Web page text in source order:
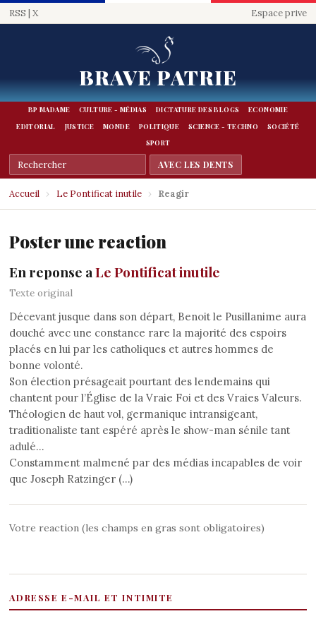
RSS | X Espace prive
BRAVE PATRIE
BP MADAME CULTURE - MÉDIAS DICTATURE DES BLOGS
ECONOMIE
EDITORIAL
JUSTICE MONDE POLITIQUE SCIENCE - TECHNO
SOCIÉTÉ
SPORT
Accueil › Le Pontificat inutile › Reagir
Poster une reaction
En reponse aLe Pontificat inutile
Texte original
Décevant jusque dans son départ, Benoit le Pusillanime aura
douché avec une constance rare la majorité des espoirs
placés en lui par les catholiques et autres hommes de
bonne volonté.
Son élection présageait pourtant des lendemains qui
chantent pour l’Église de la Vraie Foi et des Vraies Valeurs.
Théologien de haut vol, germanique intransigeant,
traditionaliste tant espéré après le show-man sénile tant
adulé…
Constamment malmené par des médias incapables de voir
que Joseph Ratzinger (…)
Votre reaction (les champs en gras sont obligatoires)
ADRESSE E-MAIL ET INTIMITE